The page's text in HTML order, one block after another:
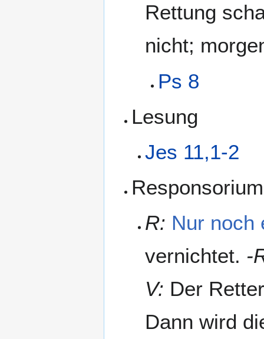
Rettung
nicht;
Ps 8
Lesung
Jes 11,1-2
Responsorium
R: Nur noch
vernichtet. -
V: Der
Dann wird